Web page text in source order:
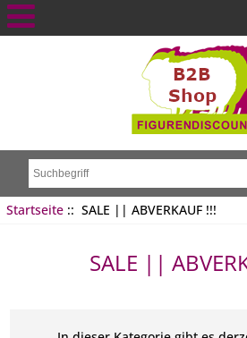
Startseite:: SALE || ABVERKAUF !!!
SALE ||